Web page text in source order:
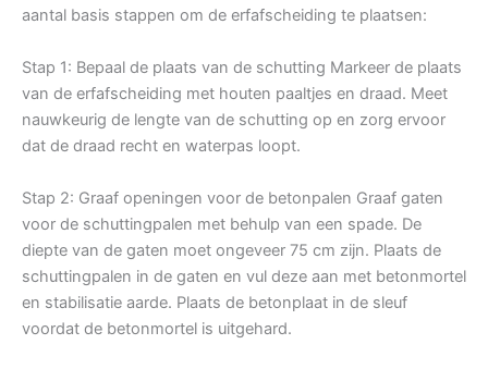
aantal basis stappen om de erfafscheiding te plaatsen:
Stap 1: Bepaal de plaats van de schutting Markeer de plaats
van de erfafscheiding met houten paaltjes en draad. Meet
nauwkeurig de lengte van de schutting op en zorg ervoor
dat de draad recht en waterpas loopt.
Stap 2: Graaf openingen voor de betonpalen Graaf gaten
voor de schuttingpalen met behulp van een spade. De
diepte van de gaten moet ongeveer 75 cm zijn. Plaats de
schuttingpalen in de gaten en vul deze aan met betonmortel
en stabilisatie aarde. Plaats de betonplaat in de sleuf
voordat de betonmortel is uitgehard.